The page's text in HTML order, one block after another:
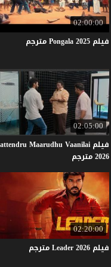
02:00:00
فيلم Pongala2025 مترجم
02:05:00
فيلم Sattendru Maarudhu Vaanilai
2026 مترجم
02:20:00
فيلم Leader2026 مترجم